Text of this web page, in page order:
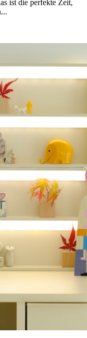
ist die perfekte Zeit,